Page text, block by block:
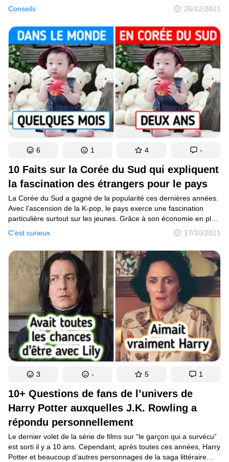
Conseils 26/12/2021
sont la réduction de l’anxiété, l’augmentation des performances
quotidiennes et la réduction du stress. Mais parfois, essayer
de garder des espaces impeccables est compliqué, surtout
lorsqu’il y a des détails qui font que notre maison n’est pas aussi
belle que nous le souhaitons.
10 Faits sur la Corée du Sud qui expliquent
la fascination des étrangers pour le pays
C’est curieux 17/10/2021
La Corée du Sud a gagné de la popularité ces dernières années.
Avec l’ascension de la K-pop, le pays exerce une fascination
particulière surtout sur les jeunes. Grâce à son économie en plein
essor et des entreprises en vogue, telles que Samsung, c’est
un pays qui baigne dans la modernité. Cependant, au-delà
de la technologie et de la musique, le pays vit une cohabitation
entre coutumes et évolution. Les différentes traditions sont
encore très présentes et vénérées par les Sud-Coréens.
Certaines d’entre elles peuvent être surprenantes pour les
étrangers mais totalement normales pour les locaux.
6 1 4 -
10+ Questions de fans de l’univers de
Harry Potter auxquelles J.K. Rowling a
répondu personnellement
Le dernier volet de la série de films sur “le garçon qui a survécu”
est sorti il y a 10 ans. Cependant, après toutes ces années, Harry
Potter et beaucoup d’autres personnages de la saga littéraire
3 - 5 1